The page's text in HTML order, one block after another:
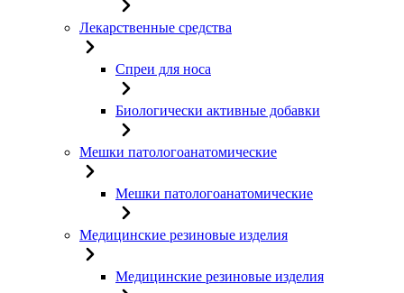
Лекарственные средства
Спреи для носа
Биологически активные добавки
Мешки патологоанатомические
Мешки патологоанатомические
Медицинские резиновые изделия
Медицинские резиновые изделия